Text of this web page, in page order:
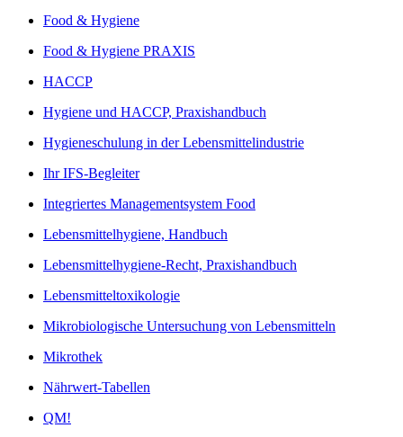
Food & Hygiene
Food & Hygiene PRAXIS
HACCP
Hygiene und HACCP, Praxishandbuch
Hygieneschulung in der Lebensmittelindustrie
Ihr IFS-Begleiter
Integriertes Managementsystem Food
Lebensmittelhygiene, Handbuch
Lebensmittelhygiene-Recht, Praxishandbuch
Lebensmitteltoxikologie
Mikrobiologische Untersuchung von Lebensmitteln
Mikrothek
Nährwert-Tabellen
QM!